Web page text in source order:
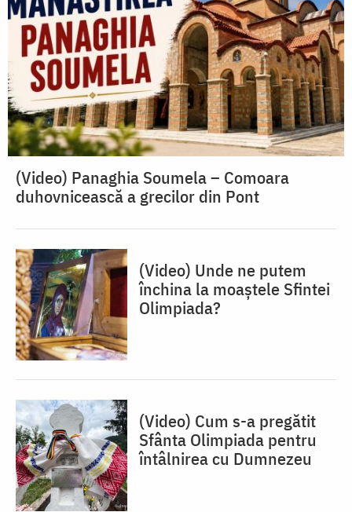
(Video) Panaghia Soumela – Comoara
duhovnicească a grecilor din Pont
(Video) Unde ne putem
închina la moaștele Sfintei
Olimpiada?
(Video) Cum s-a pregătit
Sfânta Olimpiada pentru
întâlnirea cu Dumnezeu